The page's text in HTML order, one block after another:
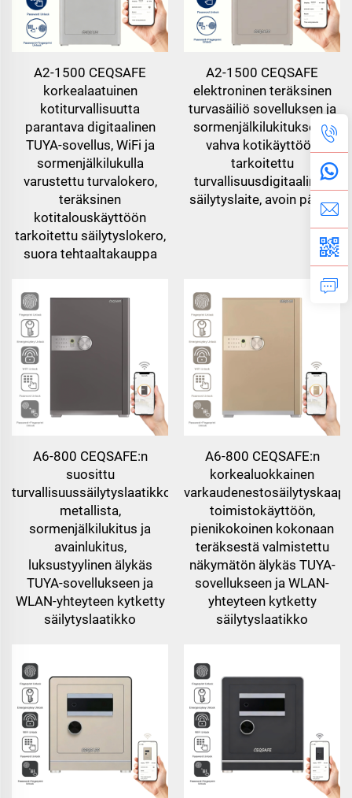
A2-1500 CEQSAFE
korkealaatuinen
kotiturvallisuutta
parantava digitaalinen
TUYA-sovellus, WiFi ja
sormenjälkilukulla
varustettu turvalokero,
teräksinen
kotitalouskäyttöön
tarkoitettu säilytyslokero,
suora tehtaaltakauppa
A2-1500 CEQSAFE
elektroninen teräksinen
turvasäiliö sovelluksen ja
sormenjälkilukituksella,
vahva kotikäyttöön
tarkoitettu
turvallisuusdigitaalinen
säilytyslaite, avoin pääsy
A6-800 CEQSAFE:n
suosittu
turvallisuussäilytyslaatikko
metallista,
sormenjälkilukitus ja
avainlukitus,
luksustyylinen älykäs
TUYA-sovellukseen ja
WLAN-yhteyteen kytketty
säilytyslaatikko
A6-800 CEQSAFE:n
korkealuokkainen
toimistokäyttöön,
pienikokoinen kokonaan
teräksestä valmistettu
näkymätön älykäs TUYA-
sovellukseen ja WLAN-
yhteyteen kytketty
säilytyslaatikko